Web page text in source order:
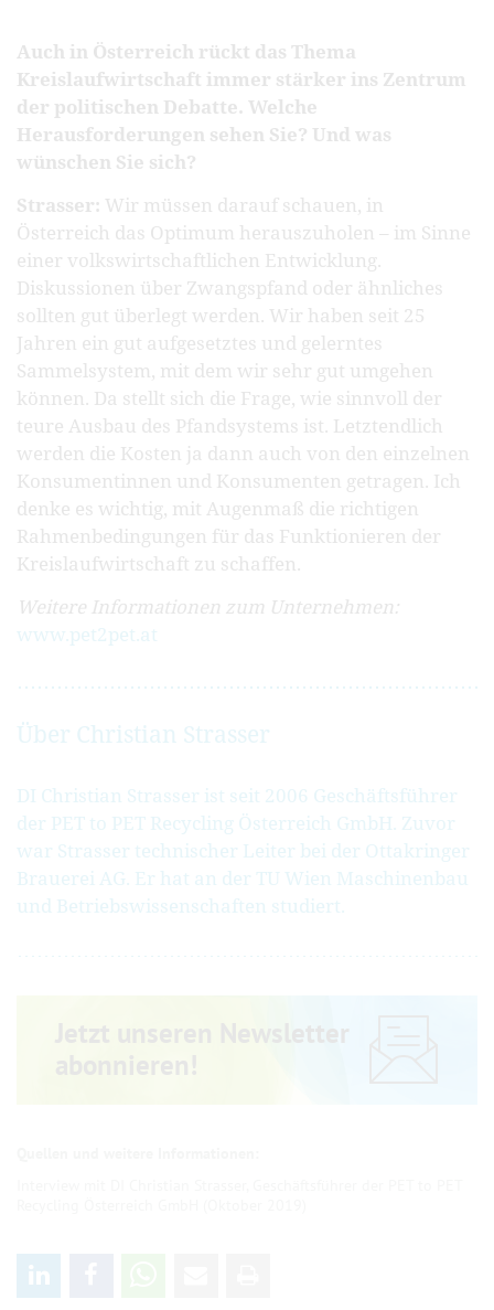
Auch in Österreich rückt das Thema
Kreislaufwirtschaft immer stärker ins Zentrum
der politischen Debatte. Welche
Herausforderungen sehen Sie? Und was
wünschen Sie sich?
Strasser: Wir müssen darauf schauen, in
Österreich das Optimum herauszuholen – im Sinne
einer volkswirtschaftlichen Entwicklung.
Diskussionen über Zwangspfand oder ähnliches
sollten gut überlegt werden. Wir haben seit 25
Jahren ein gut aufgesetztes und gelerntes
Sammelsystem, mit dem wir sehr gut umgehen
können. Da stellt sich die Frage, wie sinnvoll der
teure Ausbau des Pfandsystems ist. Letztendlich
werden die Kosten ja dann auch von den einzelnen
Konsumentinnen und Konsumenten getragen. Ich
denke es wichtig, mit Augenmaß die richtigen
Rahmenbedingungen für das Funktionieren der
Kreislaufwirtschaft zu schaffen.
Weitere Informationen zum Unternehmen:
www.pet2pet.at
Über Christian Strasser
DI Christian Strasser ist seit 2006 Geschäftsführer
der PET to PET Recycling Österreich GmbH. Zuvor
war Strasser technischer Leiter bei der Ottakringer
Brauerei AG. Er hat an der TU Wien Maschinenbau
und Betriebs­wissenschaften studiert.
Jetzt unseren Newsletter